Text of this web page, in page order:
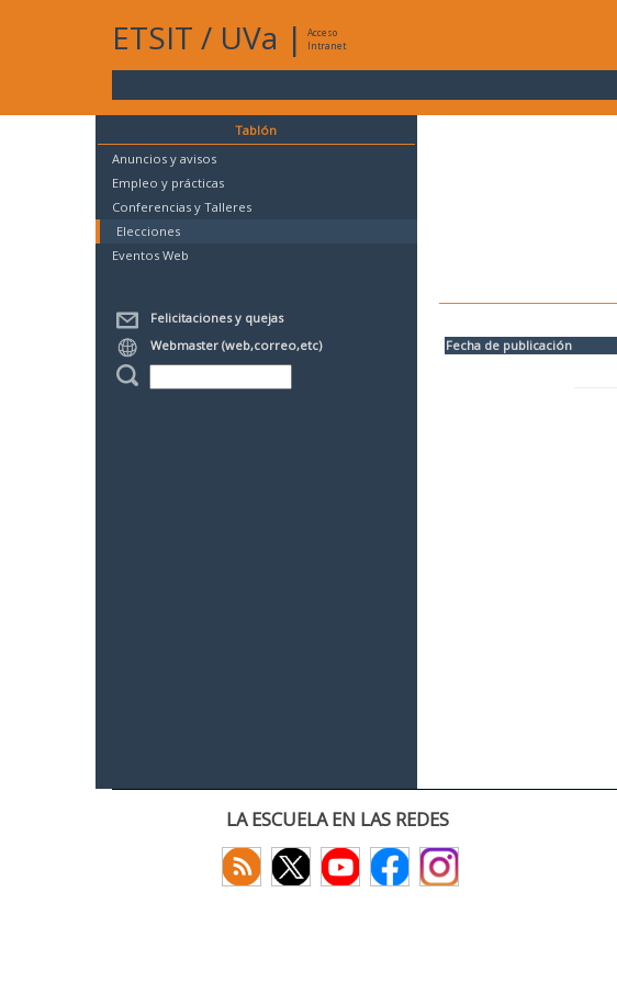
ETSIT / UVa |
Acceso
Intranet
Tablón
Anuncios y avisos
Empleo y prácticas
Conferencias y Talleres
Elecciones
Eventos Web
Felicitaciones y quejas
Webmaster (web,correo,etc)
Fecha de publicación
LA ESCUELA EN LAS REDES